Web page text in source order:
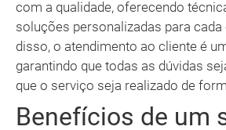
com a qualidade, oferecendo
soluções personalizadas para cada
disso, o atendimento ao cliente é
garantindo que todas as dúvidas
que o serviço seja realizado de
Benefícios de um